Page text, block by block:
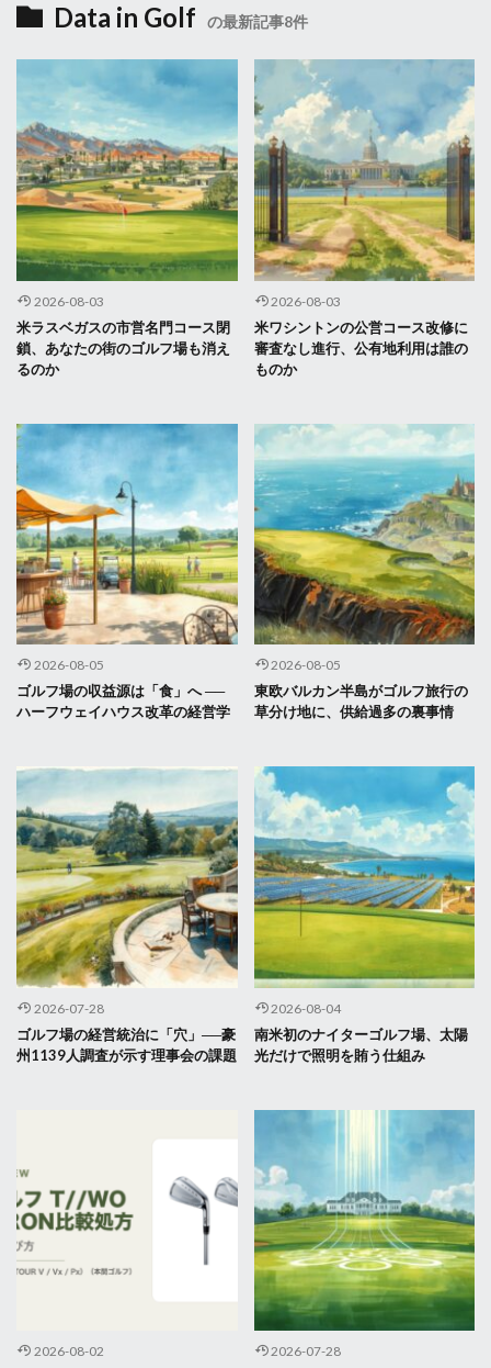
Data in Golf の最新記事8件
2026-08-03
米ラスベガスの市営名門コース閉
鎖、あなたの街のゴルフ場も消え
るのか
2026-08-03
米ワシントンの公営コース改修に
審査なし進行、公有地利用は誰の
ものか
2026-08-05
ゴルフ場の収益源は「食」へ ──
ハーフウェイハウス改革の経営学
2026-08-05
東欧バルカン半島がゴルフ旅行の
草分け地に、供給過多の裏事情
2026-07-28
ゴルフ場の経営統治に「穴」──豪
州1139人調査が示す理事会の課題
2026-08-04
南米初のナイターゴルフ場、太陽
光だけで照明を賄う仕組み
2026-08-02 2026-07-28